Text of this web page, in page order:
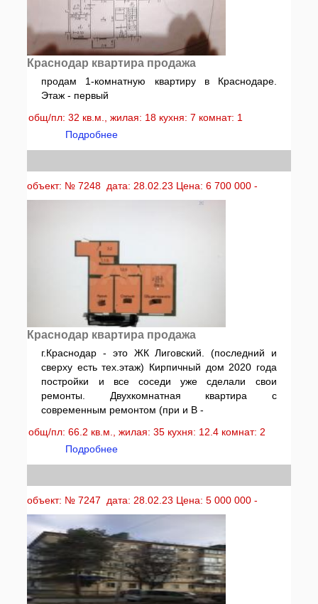
Краснодар квартира продажа
продам 1-комнатную квартиру в Краснодаре.
Этаж - первый
общ/пл: 32 кв.м., жилая: 18 кухня: 7 комнат: 1
Подробнее
объект: № 7248 дата: 28.02.23 Цена: 6 700 000 -
Краснодар квартира продажа
г.Краснодар - это ЖК Лиговский. (последний и
сверху есть тех.этаж) Кирпичный дом 2020 года
постройки и все соседи уже сделали свои
ремонты. Двухкомнатная квартира с
современным ремонтом (при и В -
общ/пл: 66.2 кв.м., жилая: 35 кухня: 12.4 комнат: 2
Подробнее
объект: № 7247 дата: 28.02.23 Цена: 5 000 000 -